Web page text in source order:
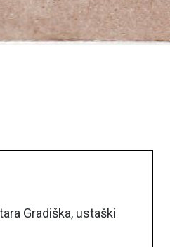
Gradiška, ustaški